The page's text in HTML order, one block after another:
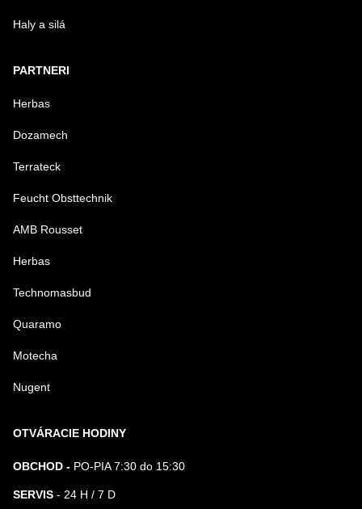
Haly a silá
PARTNERI
Herbas
Dozamech
Terrateck
Feucht Obsttechnik
AMB Rousset
Herbas
Technomasbud
Quaramo
Motecha
Nugent
OTVÁRACIE HODINY
OBCHOD - PO-PIA 7:30 do 15:30
SERVIS - 24 H / 7 D